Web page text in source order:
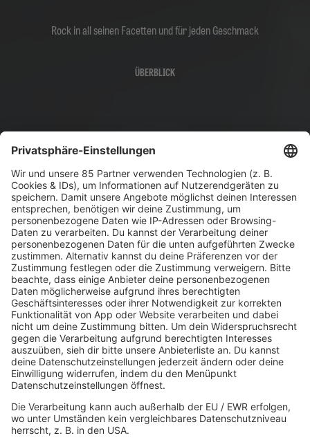
Rock in all seinen Facetten und für jeden Geschmack
ÜBERBLICK
Avesun/GettyImages
HOME
MUSIK
Playlist
Streams
Rocknews
Band-Alphabet